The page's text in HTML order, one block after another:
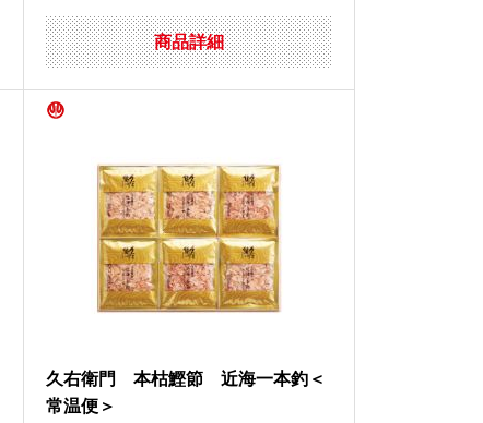
商品詳細
久右衛門 本枯鰹節 近海一本釣＜
常温便＞